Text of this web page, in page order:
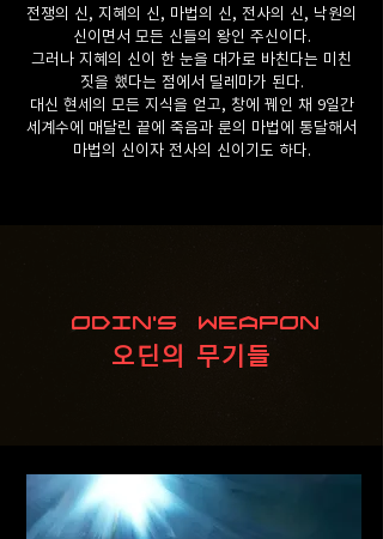
전쟁의 신, 지혜의 신, 마법의 신, 전사의 신, 낙원의
신이면서 모든 신들의 왕인 주신이다.
그러나 지혜의 신이 한 눈을 대가로 바친다는 미친
짓을 했다는 점에서 딜레마가 된다.
대신 현세의 모든 지식을 얻고, 창에 꿰인 채 9일간
세계수에 매달린 끝에 죽음과 룬의 마법에 통달해서
마법의 신이자 전사의 신이기도 하다.
Odin's Weapon
오딘의 무기들